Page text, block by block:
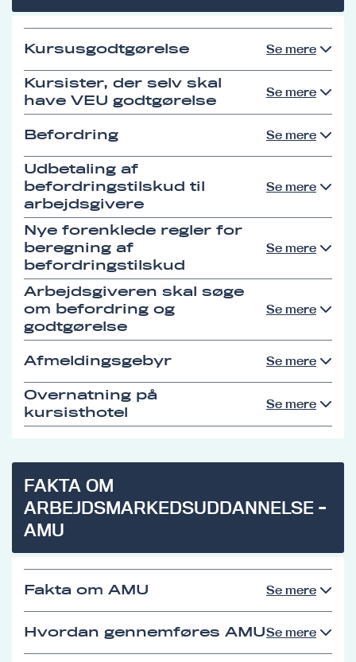
Kursusgodtgørelse Se mere
Kursister, der selv skal
have VEU godtgørelse
Se mere
Befordring Se mere
Udbetaling af
befordringstilskud til
arbejdsgivere
Se mere
Nye forenklede regler for
beregning af
befordringstilskud
Se mere
Arbejdsgiveren skal søge
om befordring og
godtgørelse
Se mere
Afmeldingsgebyr Se mere
Overnatning på
kursisthotel
Se mere
FAKTA OM
ARBEJDSMARKEDSUDDANNELSE -
AMU
Fakta om AMU Se mere
Hvordan gennemføres AMUSe mere